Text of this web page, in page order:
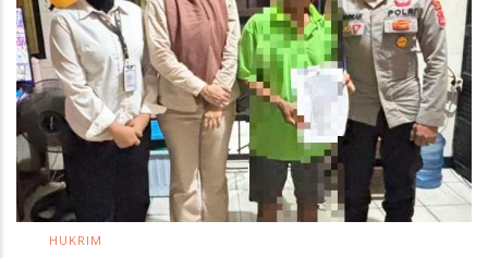
HUKRIM